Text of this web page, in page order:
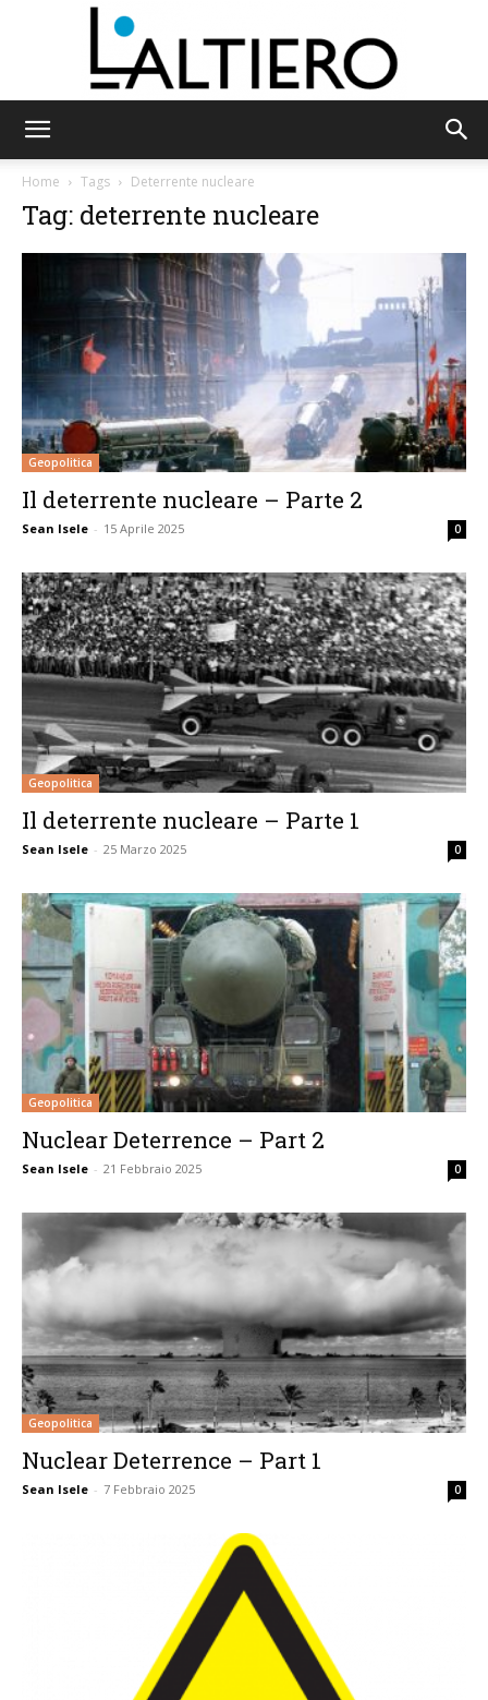
Home
Tags Deterrente nucleare
Tag: deterrente nucleare
Geopolitica
Il deterrente nucleare – Parte 2
Sean Isele - 15 Aprile 2025 0
Geopolitica
Il deterrente nucleare – Parte 1
Sean Isele - 25 Marzo 2025 0
Geopolitica
Nuclear Deterrence – Part 2
Sean Isele - 21 Febbraio 2025 0
Geopolitica
Nuclear Deterrence – Part 1
Sean Isele - 7 Febbraio 2025 0